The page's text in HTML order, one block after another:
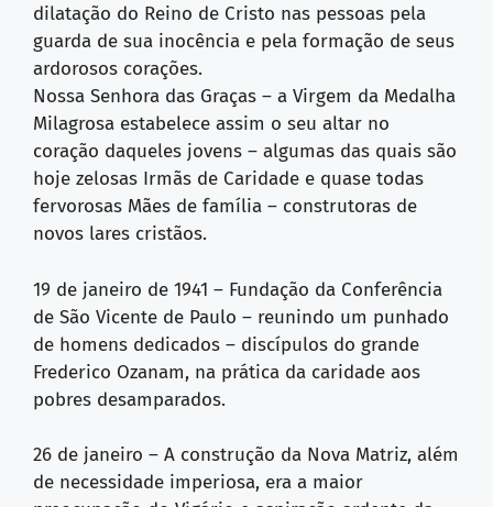
dilatação do Reino de Cristo nas pessoas pela
guarda de sua inocência e pela formação de seus
ardorosos corações.
Nossa Senhora das Graças – a Virgem da Medalha
Milagrosa estabelece assim o seu altar no
coração daqueles jovens – algumas das quais são
hoje zelosas Irmãs de Caridade e quase todas
fervorosas Mães de família – construtoras de
novos lares cristãos.
19 de janeiro de 1941 – Fundação da Conferência
de São Vicente de Paulo – reunindo um punhado
de homens dedicados – discípulos do grande
Frederico Ozanam, na prática da caridade aos
pobres desamparados.
26 de janeiro – A construção da Nova Matriz, além
de necessidade imperiosa, era a maior